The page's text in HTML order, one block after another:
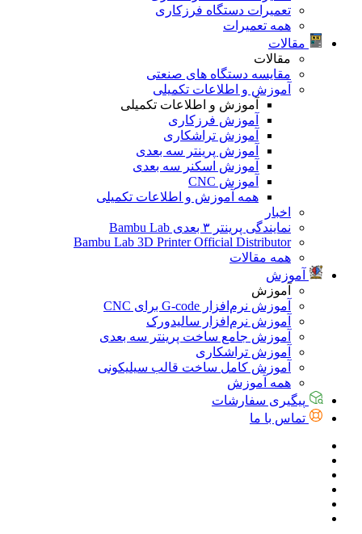
تعمیرات دستگاه فرزکاری
همه تعمیرات
مقالات
مقالات
مقایسه دستگاه های صنعتی
آموزش و اطلاعات تکمیلی
آموزش و اطلاعات تکمیلی
آموزش فرزکاری
آموزش تراشکاری
آموزش پرینتر سه بعدی
آموزش اسکنر سه بعدی
آموزش CNC
همه آموزش و اطلاعات تکمیلی
اخبار
نمایندگی پرینتر ۳ بعدی Bambu Lab
Bambu Lab 3D Printer Official Distributor
همه مقالات
آموزش
آموزش
آموزش نرم‌افزار G-code برای CNC
آموزش نرم‌افزار سالیدورک
آموزش جامع ساخت پرینتر سه بعدی
آموزش تراشکاری
آموزش کامل ساخت قالب سیلیکونی
همه آموزش
پیگیری سفارشات
تماس با ما